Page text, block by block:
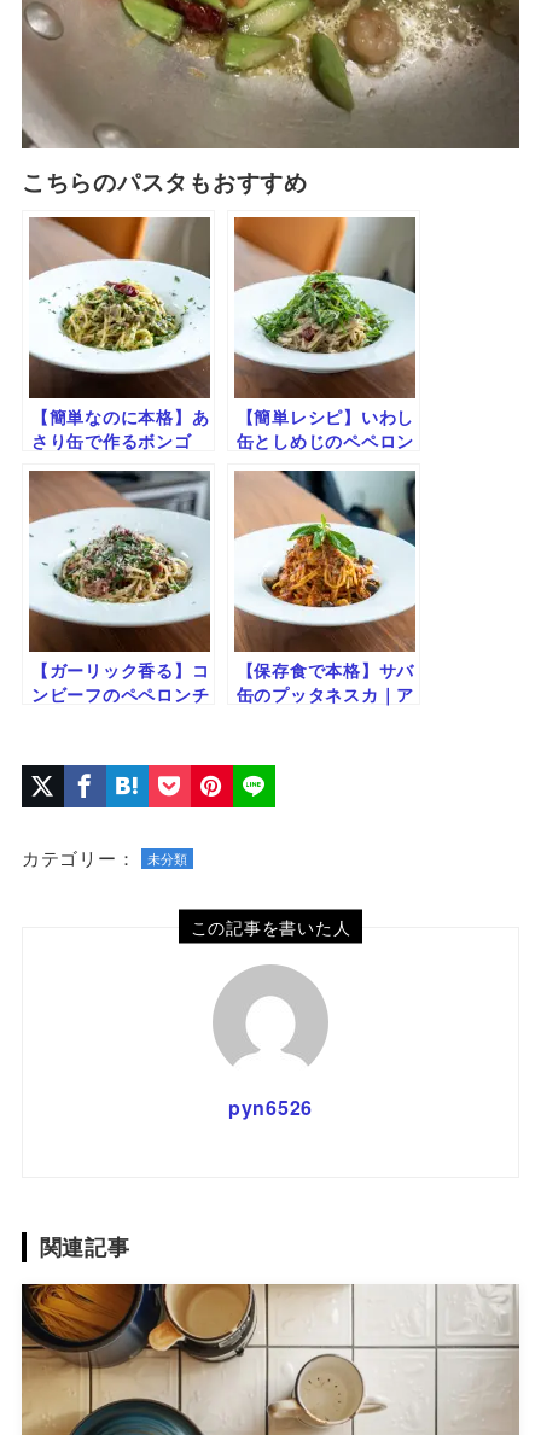
こちらのパスタもおすすめ
【簡単なのに本格】あ
さり缶で作るボンゴ
っぷり白ワインパスタ
【簡単レシピ】いわし
缶としめじのペペロン
×爽やか仕上げ
【ガーリック香る】コ
ンビーフのペペロンチ
【保存食で本格】サバ
缶のプッタネスカ｜ア
カテゴリー： 未分類
この記事を書いた人
pyn6526
関連記事